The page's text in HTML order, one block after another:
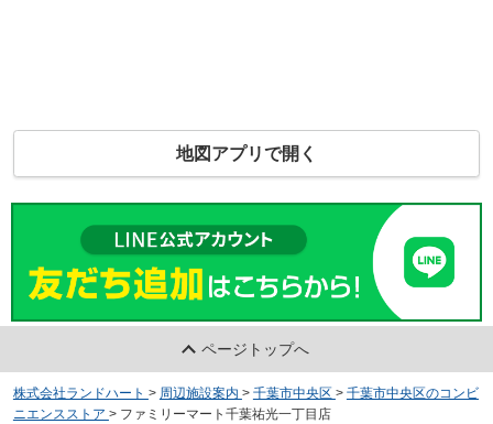
地図アプリで開く
ページトップへ
株式会社ランドハート > 周辺施設案内 > 千葉市中央区 > 千葉市中央区のコンビ
ニエンスストア > ファミリーマート千葉祐光一丁目店